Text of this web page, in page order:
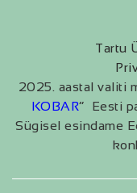
Tartu
2025. aastal valiti
KOBAR” Eesti
Sügisel esindame